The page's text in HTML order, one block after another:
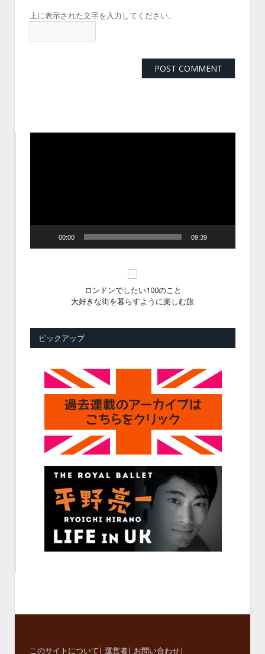
上に表示された文字を入力してください。
00:00 09:39
ロンドンでしたい100のこと
大好きな街を暮らすように楽しむ旅
ピックアップ
このサイトについて| 運営者| お問い合わせ|